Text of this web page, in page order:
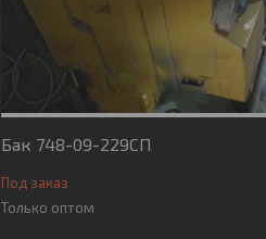
Бак 748-09-229СП
Под заказ
Только оптом